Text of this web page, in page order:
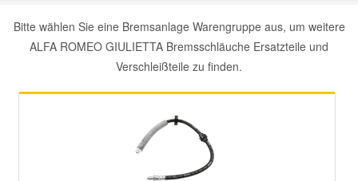
Bitte wählen Sie eine Bremsanlage Warengruppe aus, um weitere
ALFA ROMEO GIULIETTA Bremsschläuche Ersatzteile und
Verschleißteile zu finden.
Mazda Ersatzteile
Mercedes Ersatzteile